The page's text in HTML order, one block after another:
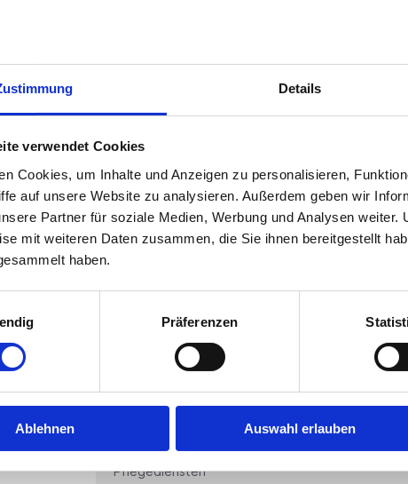
Details
verwendet Cookies
Cookies, um Inhalte und Anzeigen zu personalisieren,
auf unsere Website zu analysieren. Außerdem geben wir
Partner für soziale Medien, Werbung und Analysen
mit weiteren Daten zusammen, die Sie ihnen bereitgestellt
haben.
Präferenzen
Ablehnen Auswahl erlauben
Das bieten wir• 4300€ - 4700€ pro Monat •
Angebot • Erlebe die perfekte Balance aus
naturnahen Lage • Freue Dich auf eine
wohltuende Massagen, die Dir Entspannung
Benefits, die Dir zahlreiche
Pflegefachkraft (m/w/d) - Wir
SLP Medical Care
Das bieten wir• 4050€ - 4550€ pro Monat •
• Elterndienste sind bei uns möglich •
die 24 Stunden erreichbar ist • Flexible
Jährliche Weihachtsfeier • Weihnachts- und
Pflegediensten